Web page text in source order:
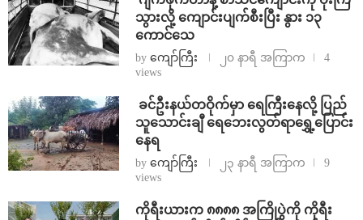
သွားလို့ ကျောင်းပျက်စီးပြီး နွား ၁၃
ကောင်သေ
by ကျော်ကြီး ၂၀ နာရီ အကြာက
4
views
⁩ ⁨ခင်ဦးနယ်တဝိုက်မှာ ရေကြီးနေလို့ ပြည်
သူသောင်းချီ ရေဘေးလွတ်ရာရွှေ့ပြောင်း
နေရ
by ကျော်ကြီး ၂၃ နာရီ အကြာက
9
views
ကိုရီးယားက ၈၈၈၈ အကြိုပွဲကို ကိုရီး